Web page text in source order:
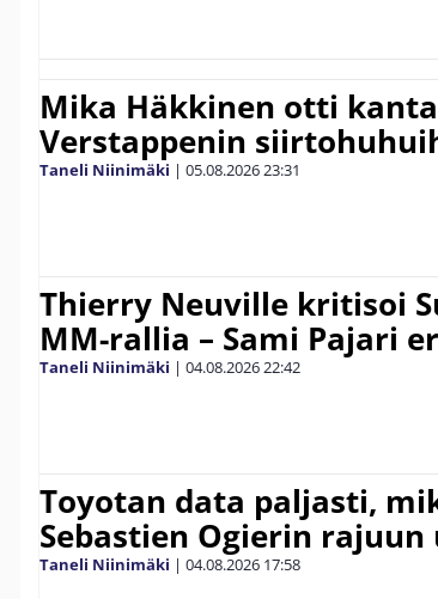
Mika Häkkinen otti
Verstappenin
Taneli Niinimäki | 05.08.202623:31
Thierry Neuville kritisoi
MM-rallia – Sami Pajari
Taneli Niinimäki | 04.08.202622:42
Toyotan data paljasti,
Sebastien Ogierin rajuun
Taneli Niinimäki | 04.08.2026 17:58